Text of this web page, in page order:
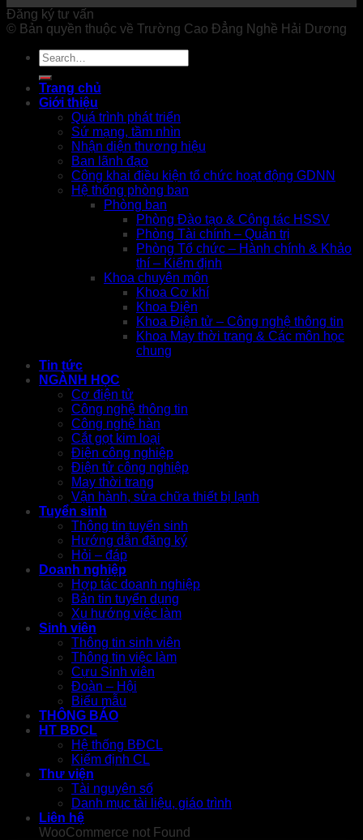
Đăng ký tư vấn
© Bản quyền thuộc về Trường Cao Đẳng Nghề Hải Dương
Trang chủ
Giới thiệu
Quá trình phát triển
Sứ mạng, tầm nhìn
Nhận diện thương hiệu
Ban lãnh đạo
Công khai điều kiện tổ chức hoạt động GDNN
Hệ thống phòng ban
Phòng ban
Phòng Đào tạo & Công tác HSSV
Phòng Tài chính – Quản trị
Phòng Tổ chức – Hành chính & Khảo
thí – Kiểm định
Khoa chuyên môn
Khoa Cơ khí
Khoa Điện
Khoa Điện tử – Công nghệ thông tin
Khoa May thời trang & Các môn học
chung
Tin tức
NGÀNH HỌC
Cơ điện tử
Công nghệ thông tin
Công nghệ hàn
Cắt gọt kim loại
Điện công nghiệp
Điện tử công nghiệp
May thời trang
Vận hành, sửa chữa thiết bị lạnh
Tuyển sinh
Thông tin tuyển sinh
Hướng dẫn đăng ký
Hỏi – đáp
Doanh nghiệp
Hợp tác doanh nghiệp
Bản tin tuyển dụng
Xu hướng việc làm
Sinh viên
Thông tin sinh viên
Thông tin việc làm
Cựu Sinh viên
Đoàn – Hội
Biểu mẫu
THÔNG BÁO
HT BĐCL
Hệ thống BĐCL
Kiểm định CL
Thư viện
Tài nguyên số
Danh mục tài liệu, giáo trình
Liên hệ
WooCommerce not Found